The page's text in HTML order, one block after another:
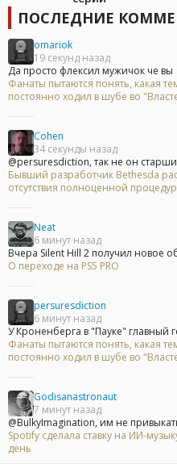
ПОСЛЕДНИЕ
omariok
19 секунд назад
Да просто флексил мужичок че вы
Фанаты пытаются понять, какая
постоянно ходил в шубе во
Cohen
34 секунды назад
@persuresdiction, так не он
Бывший разработчик Bethesda
отсутствия полноценной
Neat
6 минут назад
Вчера Silent Hill 2 получил новое
О переходе на PS5 PRO
persuresdiction
6 минут назад
У Кроненберга в "Пауке" главный
Фанаты пытаются понять, какая
постоянно ходил в шубе во
Godisanastronaut
7 минут назад
@BulkyImagination, им не
Spotify сделала ставку на ИИ-
день